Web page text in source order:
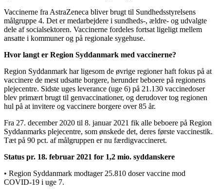
Vaccinerne fra AstraZeneca bliver brugt til Sundhedsstyrelsens
målgruppe 4. Det er medarbejdere i sundheds-, ældre- og udvalgte
dele af socialsektoren. Vaccinerne fordeles fortsat ligeligt mellem
ansatte i kommuner og på regionale sygehuse.
Hvor langt er Region Syddanmark med vaccinerne?
Region Syddanmark har ligesom de øvrige regioner haft fokus på at
vaccinere de mest udsatte borgere, herunder beboere på regionens
plejecentre. Sidste uges leverance (uge 6) på 21.130 vaccinedoser
blev primært brugt til genvaccinationer, og derudover tog regionen
hul på at invitere og vaccinere borgere over 85 år.
Fra 27. december 2020 til 8. januar 2021 fik alle beboere på Region
Syddanmarks plejecentre, som ønskede det, deres første vaccinestik.
Tæt på 90 pct. af målgruppen er nu færdigvaccineret.
Status pr. 18. februar 2021 for 1,2 mio. syddanskere
• Region Syddanmark modtager 25.810 doser vaccine mod
COVID-19 i uge 7.